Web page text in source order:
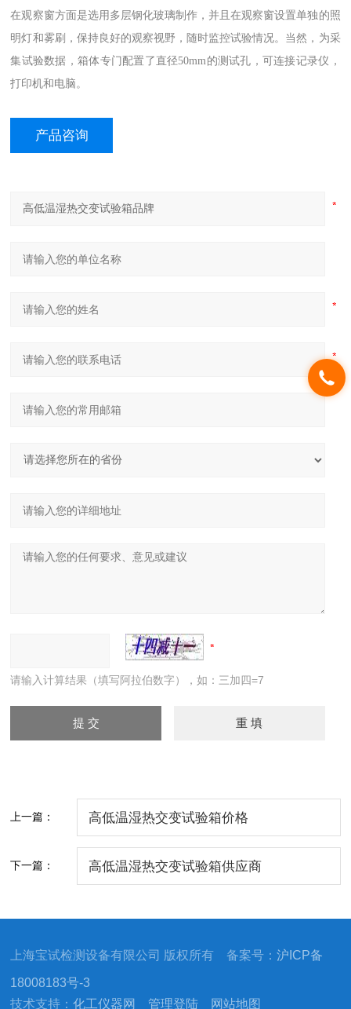
在观察窗方面是选用多层钢化玻璃制作，并且在观察窗设置单独的照
明灯和雾刷，保持良好的观察视野，随时监控试验情况。当然，为采
集试验数据，箱体专门配置了直径50mm的测试孔，可连接记录仪，
打印机和电脑。
产品咨询
请输入计算结果（填写阿拉伯数字），如：三加四=7
上一篇： 高低温湿热交变试验箱价格
下一篇： 高低温湿热交变试验箱供应商
上海宝试检测设备有限公司 版权所有 备案号：沪ICP备
18008183号-3
技术支持：化工仪器网 管理登陆 网站地图